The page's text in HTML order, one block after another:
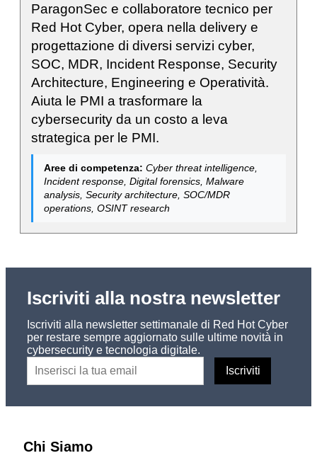
ParagonSec e collaboratore tecnico per
Red Hot Cyber, opera nella delivery e
progettazione di diversi servizi cyber,
SOC, MDR, Incident Response, Security
Architecture, Engineering e Operatività.
Aiuta le PMI a trasformare la
cybersecurity da un costo a leva
strategica per le PMI.
Aree di competenza: Cyber threat intelligence,
Incident response, Digital forensics, Malware
analysis, Security architecture, SOC/MDR
operations, OSINT research
Iscriviti alla nostra newsletter
Iscriviti alla newsletter settimanale di Red Hot Cyber
per restare sempre aggiornato sulle ultime novità in
cybersecurity e tecnologia digitale.
Chi Siamo